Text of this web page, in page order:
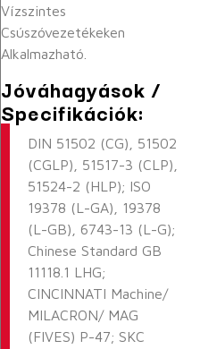
Vízszintes
Csúszóvezetékeken
Alkalmazható.
Jóváhagyások /
Specifikációk:
DIN 51502 (CG), 51502
(CGLP), 51517-3 (CLP),
51524-2 (HLP); ISO
19378 (L-GA), 19378
(L-GB), 6743-13 (L-G);
Chinese Standard GB
11118.1 LHG;
CINCINNATI Machine/
MILACRON/ MAG
(FIVES) P-47; SKC